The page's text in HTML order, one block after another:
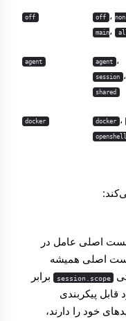
off ،
main، all
off
agent ،
session ،
shared
agent
docker ،
openshell
docker
اصلی عامل در
اصلی همیشه
session.scope برابر
قابل پیکربندی
خود را دارند،